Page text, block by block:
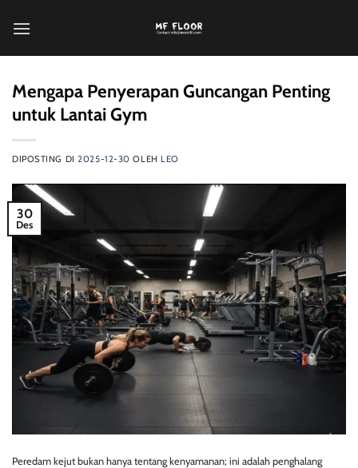
Mengapa Penyerapan Guncangan Penting
untuk Lantai Gym
DIPOSTING DI2025-12-30 OLEH LEO
30
Des
Peredam kejut bukan hanya tentang kenyamanan; ini adalah penghalang